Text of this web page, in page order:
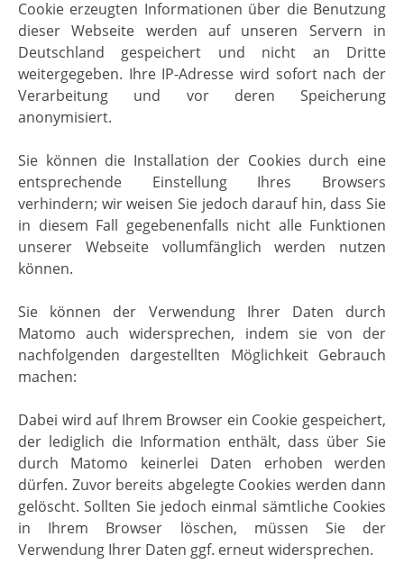
Cookie erzeugten Informationen über die Benutzung
dieser Webseite werden auf unseren Servern in
Deutschland gespeichert und nicht an Dritte
weitergegeben. Ihre IP-Adresse wird sofort nach der
Verarbeitung und vor deren Speicherung
anonymisiert.
Sie können die Installation der Cookies durch eine
entsprechende Einstellung Ihres Browsers
verhindern; wir weisen Sie jedoch darauf hin, dass Sie
in diesem Fall gegebenenfalls nicht alle Funktionen
unserer Webseite vollumfänglich werden nutzen
können.
Sie können der Verwendung Ihrer Daten durch
Matomo auch widersprechen, indem sie von der
nachfolgenden dargestellten Möglichkeit Gebrauch
machen:
Dabei wird auf Ihrem Browser ein Cookie gespeichert,
der lediglich die Information enthält, dass über Sie
durch Matomo keinerlei Daten erhoben werden
dürfen. Zuvor bereits abgelegte Cookies werden dann
gelöscht. Sollten Sie jedoch einmal sämtliche Cookies
in Ihrem Browser löschen, müssen Sie der
Verwendung Ihrer Daten ggf. erneut widersprechen.